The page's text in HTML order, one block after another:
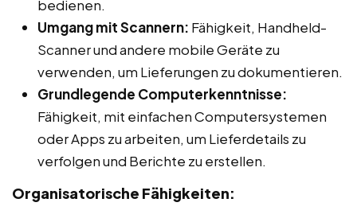
bedienen.
Umgang mit Scannern: Fähigkeit, Handheld-
Scanner und andere mobile Geräte zu
verwenden, um Lieferungen zu dokumentieren.
Grundlegende Computerkenntnisse:
Fähigkeit, mit einfachen Computersystemen
oder Apps zu arbeiten, um Lieferdetails zu
verfolgen und Berichte zu erstellen.
Organisatorische Fähigkeiten: